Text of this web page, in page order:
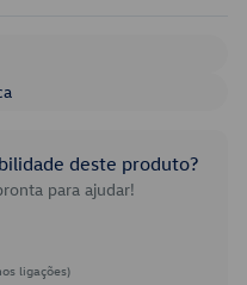
deste produto?
para ajudar!
ligações)